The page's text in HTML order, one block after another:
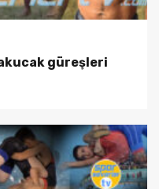
güreşleri